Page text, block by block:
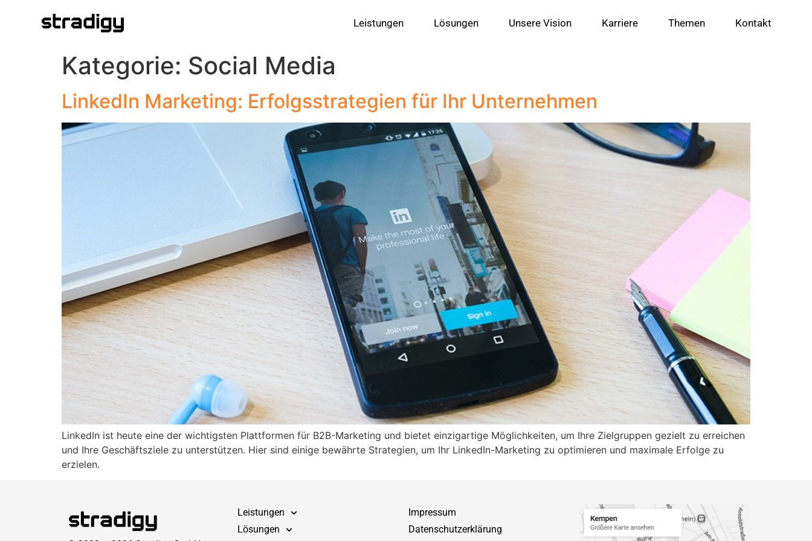
Leistungen Lösungen Unsere Vision Karriere Themen Kontakt
Kategorie: Social Media
LinkedIn Marketing: Erfolgsstrategien für Ihr Unternehmen​
LinkedIn ist heute eine der wichtigsten Plattformen für B2B-Marketing und bietet einzigartige Möglichkeiten, um Ihre Zielgruppen gezielt zu erreichen
und Ihre Geschäftsziele zu unterstützen. Hier sind einige bewährte Strategien, um Ihr LinkedIn-Marketing zu optimieren und maximale Erfolge zu
erzielen.
Leistungen
Lösungen
Impressum
Datenschutzerklärung